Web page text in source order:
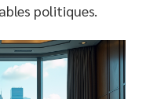
politiques.